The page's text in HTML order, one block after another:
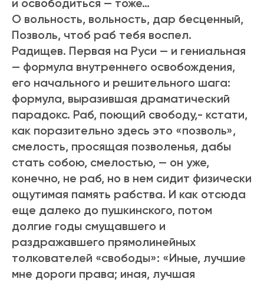
и освободиться — тоже…
О вольность, вольность, дар бесценный,
Позволь, чтоб раб тебя воспел.
Радищев. Первая на Руси — и гениальная
— формула внутреннего освобождения,
его начального и решительного шага:
формула, выразившая драматический
парадокс. Раб, поющий свободу,- кстати,
как поразительно здесь это «позволь»,
смелость, просящая позволенья, дабы
стать собою, смелостью, — он уже,
конечно, не раб, но в нем сидит физически
ощутимая память рабства. И как отсюда
еще далеко до пушкинского, потом
долгие годы смущавшего и
раздражавшего прямолинейных
толкователей «свободы»: «Иные, лучшие
мне дороги права; иная, лучшая